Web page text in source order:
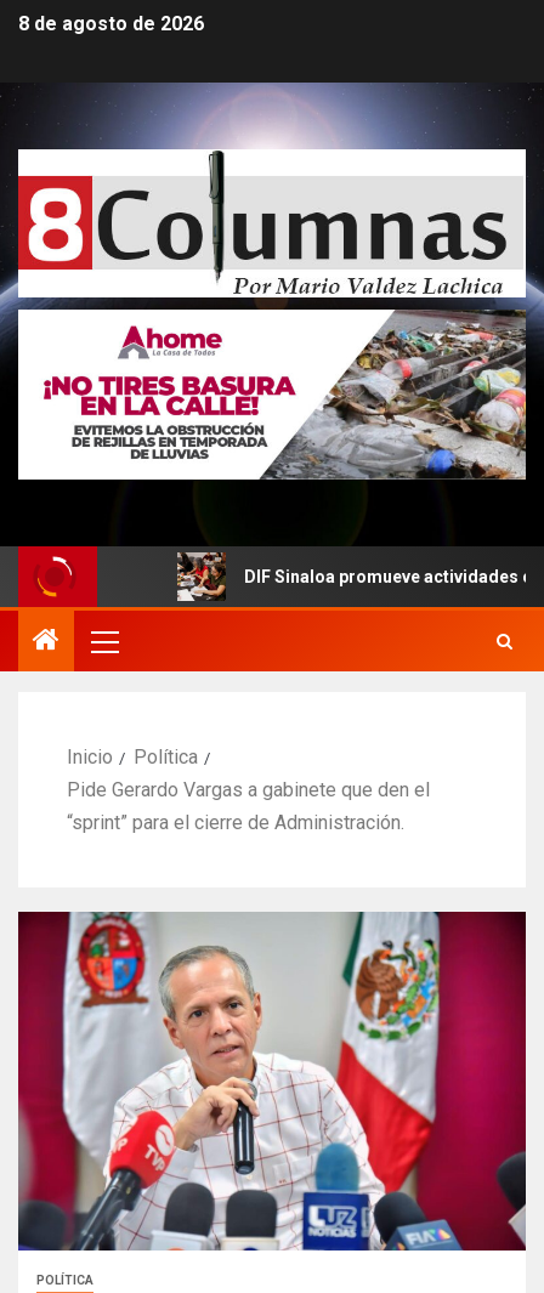
8 de agosto de 2026
DIF Sinaloa promueve actividades culturales
Inicio
Política
Pide Gerardo Vargas a gabinete que den el
“sprint” para el cierre de Administración.
POLÍTICA